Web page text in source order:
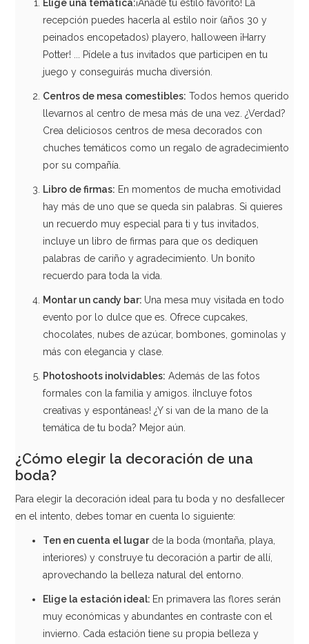
Arco de Globos Oro Rosado
18,95€
AÑADIR
Topper para tarta negro - pareja bailando feliz
2,95€
Elige una temática:¡Añade tu estilo favorito! La
recepción puedes hacerla al estilo noir (años 30 y
peinados encopetados) playero, halloween ¡Harry
Potter! ... Pídele a tus invitados que participen en tu
juego y conseguirás mucha diversión.
Centros de mesa comestibles: Todos hemos querido
llevarnos al centro de mesa más de una vez. ¿Verdad?
Crea deliciosos centros de mesa decorados con
chuches temáticos como un regalo de agradecimiento
por su compañía.
Libro defirmas: En momentos de mucha emotividad
hay más de uno que se queda sin palabras. Si quieres
un recuerdo muy especial para ti y tus invitados,
incluye un libro de firmas para que os dediquen
palabras de cariño y agradecimiento. Un bonito
recuerdo para toda la vida.
Montar un candy bar: Una mesa muy visitada en todo
evento por lo dulce que es. Ofrece cupcakes,
chocolates, nubes de azúcar, bombones, gominolas y
más con elegancia y clase.
Photoshoots inolvidables: Además de las fotos
formales con la familia y amigos. ¡Incluye fotos
creativas y espontáneas! ¿Y si van de la mano de la
temática de tu boda? Mejor aún.
¿Cómo elegir la decoración de una
boda?
Para elegir la decoración ideal para tu boda y no desfallecer
en el intento, debes tomar en cuenta lo siguiente:
Ten en cuenta el lugarde la boda (montaña, playa,
interiores) y construye tu decoración a partir de allí,
aprovechando la belleza natural del entorno.
Elige la estación ideal: En primavera las flores serán
muy económicas y abundantes en contraste con el
invierno. Cada estación tiene su propia belleza y